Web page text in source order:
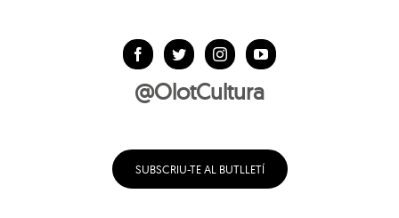
@OlotCultura
SUBSCRIU-TE AL BUTLLETÍ